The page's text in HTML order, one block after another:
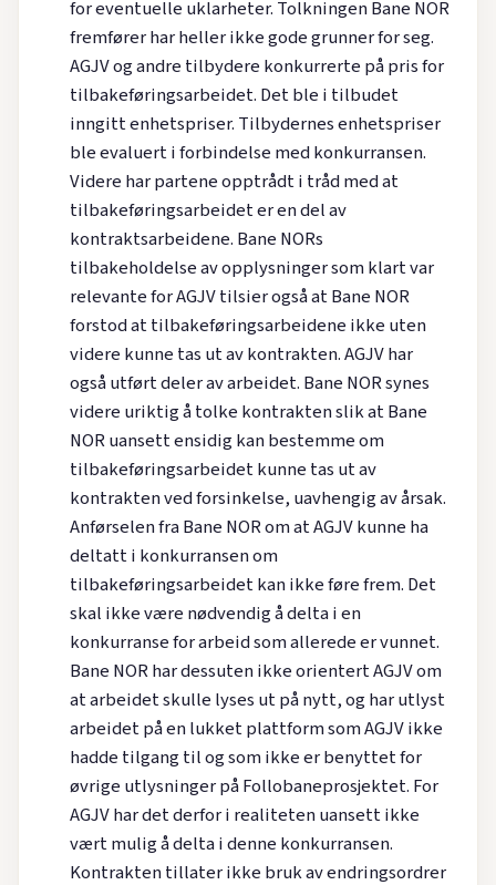
for eventuelle uklarheter. Tolkningen Bane NOR
fremfører har heller ikke gode grunner for seg.
AGJV og andre tilbydere konkurrerte på pris for
tilbakeføringsarbeidet. Det ble i tilbudet
inngitt enhetspriser. Tilbydernes enhetspriser
ble evaluert i forbindelse med konkurransen.
Videre har partene opptrådt i tråd med at
tilbakeføringsarbeidet er en del av
kontraktsarbeidene. Bane NORs
tilbakeholdelse av opplysninger som klart var
relevante for AGJV tilsier også at Bane NOR
forstod at tilbakeføringsarbeidene ikke uten
videre kunne tas ut av kontrakten. AGJV har
også utført deler av arbeidet. Bane NOR synes
videre uriktig å tolke kontrakten slik at Bane
NOR uansett ensidig kan bestemme om
tilbakeføringsarbeidet kunne tas ut av
kontrakten ved forsinkelse, uavhengig av årsak.
Anførselen fra Bane NOR om at AGJV kunne ha
deltatt i konkurransen om
tilbakeføringsarbeidet kan ikke føre frem. Det
skal ikke være nødvendig å delta i en
konkurranse for arbeid som allerede er vunnet.
Bane NOR har dessuten ikke orientert AGJV om
at arbeidet skulle lyses ut på nytt, og har utlyst
arbeidet på en lukket plattform som AGJV ikke
hadde tilgang til og som ikke er benyttet for
øvrige utlysninger på Follobaneprosjektet. For
AGJV har det derfor i realiteten uansett ikke
vært mulig å delta i denne konkurransen.
Kontrakten tillater ikke bruk av endringsordrer